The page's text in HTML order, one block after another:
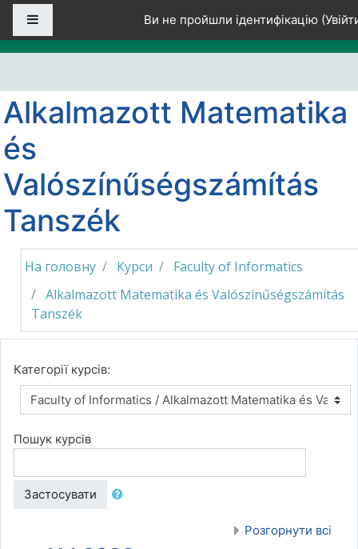
Перейти до головного вмісту
Ви не пройшли ідентифікацію (
Alkalmazott Matematika
és
Valószínűségszámítás
Tanszék
На головну Курси
Faculty of Informatics
Alkalmazott Matematika és Valószínűségszámítás
Tanszék
Категорії курсів:
Пошук курсів
Застосувати
Розгорнути всі